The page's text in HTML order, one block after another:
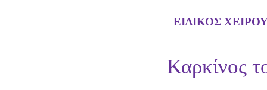
ΕΙΔΙΚΟΣ
Καρκίνος